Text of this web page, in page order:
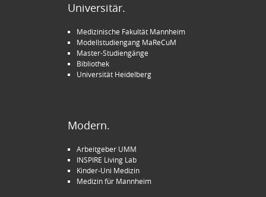
Universitär.
Medizinische Fakultät Mannheim
Modellstudiengang MaReCuM
Master-Studiengänge
Bibliothek
Universität Heidelberg
Modern.
Arbeitgeber UMM
INSPIRE Living Lab
Kinder-Uni Medizin
Medizin für Mannheim